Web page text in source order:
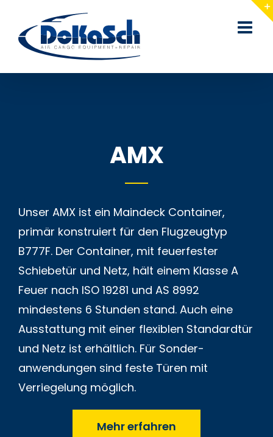
Inhalt
springen
AMX
Unser AMX ist ein Maindeck Container,
primär konstruiert für den Flugzeug­typ
B777F. Der Container, mit feuer­fester
Schiebe­tür und Netz, hält einem Klasse A
Feuer nach ISO 19281 und AS 8992
mindestens 6 Stunden stand. Auch eine
Aus­stattung mit einer flexiblen Standard­tür
und Netz ist erhältlich. Für Sonder­
anwendungen sind feste Türen mit
Verriegelung möglich.
Mehr erfahren